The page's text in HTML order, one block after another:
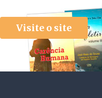
Visite o site